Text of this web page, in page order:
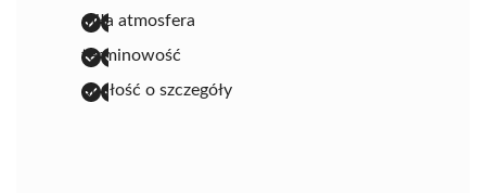
miła atmosfera
terminowość
dbałość o szczegóły